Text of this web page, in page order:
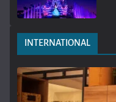
INTERNATIONAL